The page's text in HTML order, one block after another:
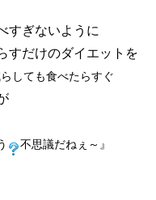
すぎないように
すだけのダイエットを
らしても食べたらすぐ
不思議だねぇ～』